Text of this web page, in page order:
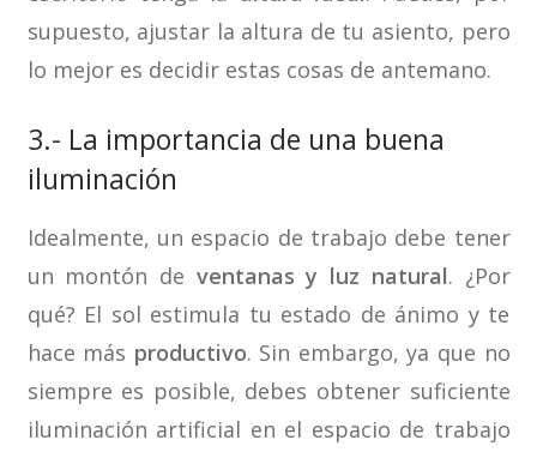
supuesto, ajustar la altura de tu asiento, pero
lo mejor es decidir estas cosas de antemano.
3.- La importancia de una buena
iluminación
Idealmente, un espacio de trabajo debe tener
un montón de ventanas y luz natural. ¿Por
qué? El sol estimula tu estado de ánimo y te
hace más productivo. Sin embargo, ya que no
siempre es posible, debes obtener suficiente
iluminación artificial en el espacio de trabajo